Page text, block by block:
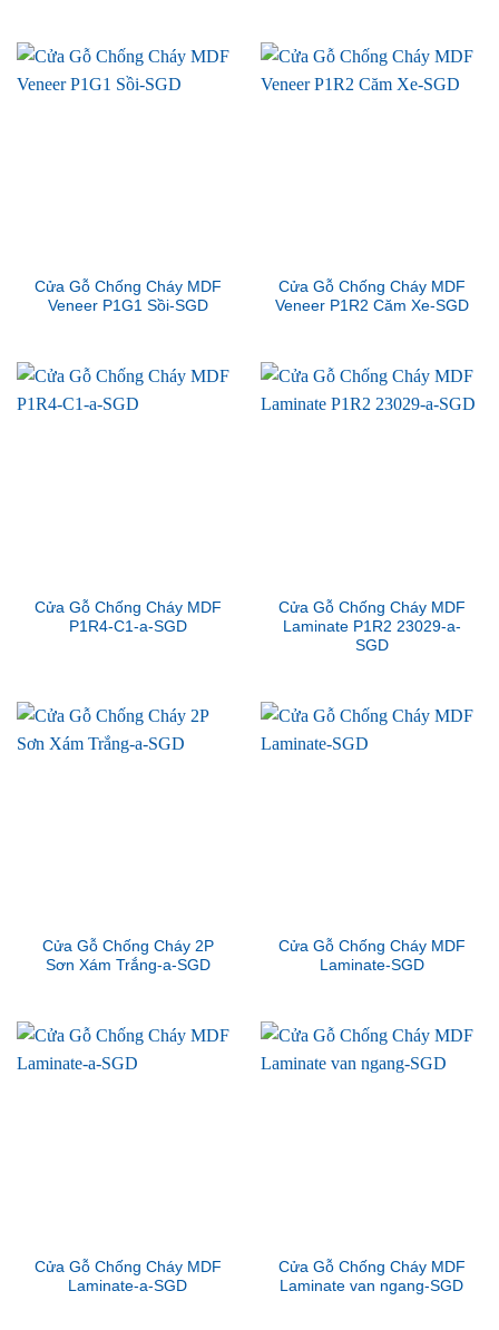
Cửa Gỗ Chống Cháy MDF
Veneer P1G1 Sồi-SGD
Cửa Gỗ Chống Cháy MDF
Veneer P1R2 Căm Xe-SGD
Cửa Gỗ Chống Cháy MDF
P1R4-C1-a-SGD
Cửa Gỗ Chống Cháy MDF
Laminate P1R2 23029-a-
SGD
Cửa Gỗ Chống Cháy 2P
Sơn Xám Trắng-a-SGD
Cửa Gỗ Chống Cháy MDF
Laminate-SGD
Cửa Gỗ Chống Cháy MDF
Laminate-a-SGD
Cửa Gỗ Chống Cháy MDF
Laminate van ngang-SGD